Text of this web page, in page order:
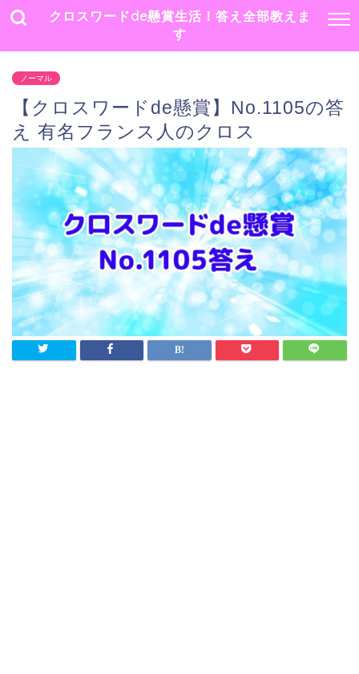
クロスワードde懸賞生活！答え全部教えま
す
ノーマル
【クロスワードde懸賞】No.1105の答
え 有名フランス人のクロス